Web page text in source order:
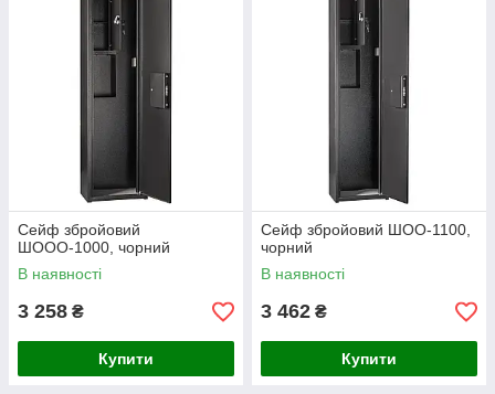
Сейф збройовий
ШООО-1000, чорний
В наявності
3 258 ₴
Купити
Сейф збройовий ШОО-1100,
чорний
В наявності
3 462 ₴
Купити